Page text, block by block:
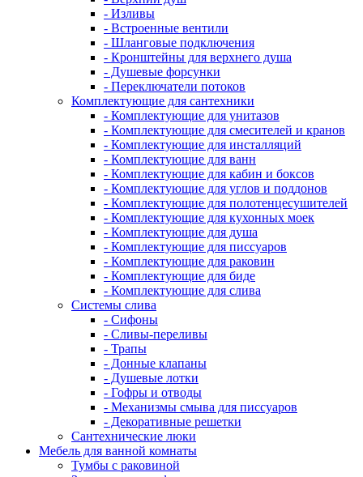
- Изливы
- Встроенные вентили
- Шланговые подключения
- Кронштейны для верхнего душа
- Душевые форсунки
- Переключатели потоков
Комплектующие для сантехники
- Комплектующие для унитазов
- Комплектующие для смесителей и кранов
- Комплектующие для инсталляций
- Комплектующие для ванн
- Комплектующие для кабин и боксов
- Комплектующие для углов и поддонов
- Комплектующие для полотенцесушителей
- Комплектующие для кухонных моек
- Комплектующие для душа
- Комплектующие для писсуаров
- Комплектующие для раковин
- Комплектующие для биде
- Комплектующие для слива
Системы слива
- Сифоны
- Сливы-переливы
- Трапы
- Донные клапаны
- Душевые лотки
- Гофры и отводы
- Механизмы смыва для писсуаров
- Декоративные решетки
Сантехнические люки
Мебель для ванной комнаты
Тумбы с раковиной